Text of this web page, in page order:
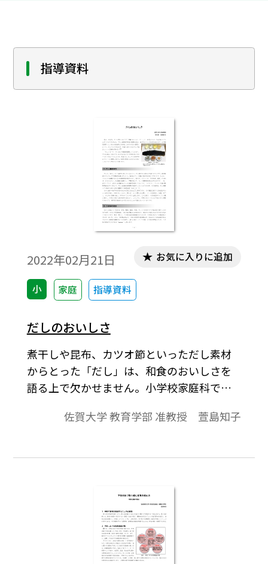
指導資料
2022年02月21日
小 家庭 指導資料
お気に入りに追加
だしのおいしさ
煮干しや昆布、カツオ節といっただし素材
からとった「だし」は、和食のおいしさを
語る上で欠かせません。小学校家庭科では
び、和食の基本となるだしの役割について
るだしのおいしさについて考えます。
佐賀大学 教育学部 准教授 萱島知子